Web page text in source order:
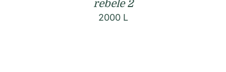
rebele 2
2000 L